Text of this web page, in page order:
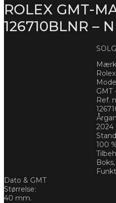
ROLEX GMT-
126710BLNR –
Rolex
GMT
Ref.
2024
100
Dato & GMT
Størrelse:
40 mm.